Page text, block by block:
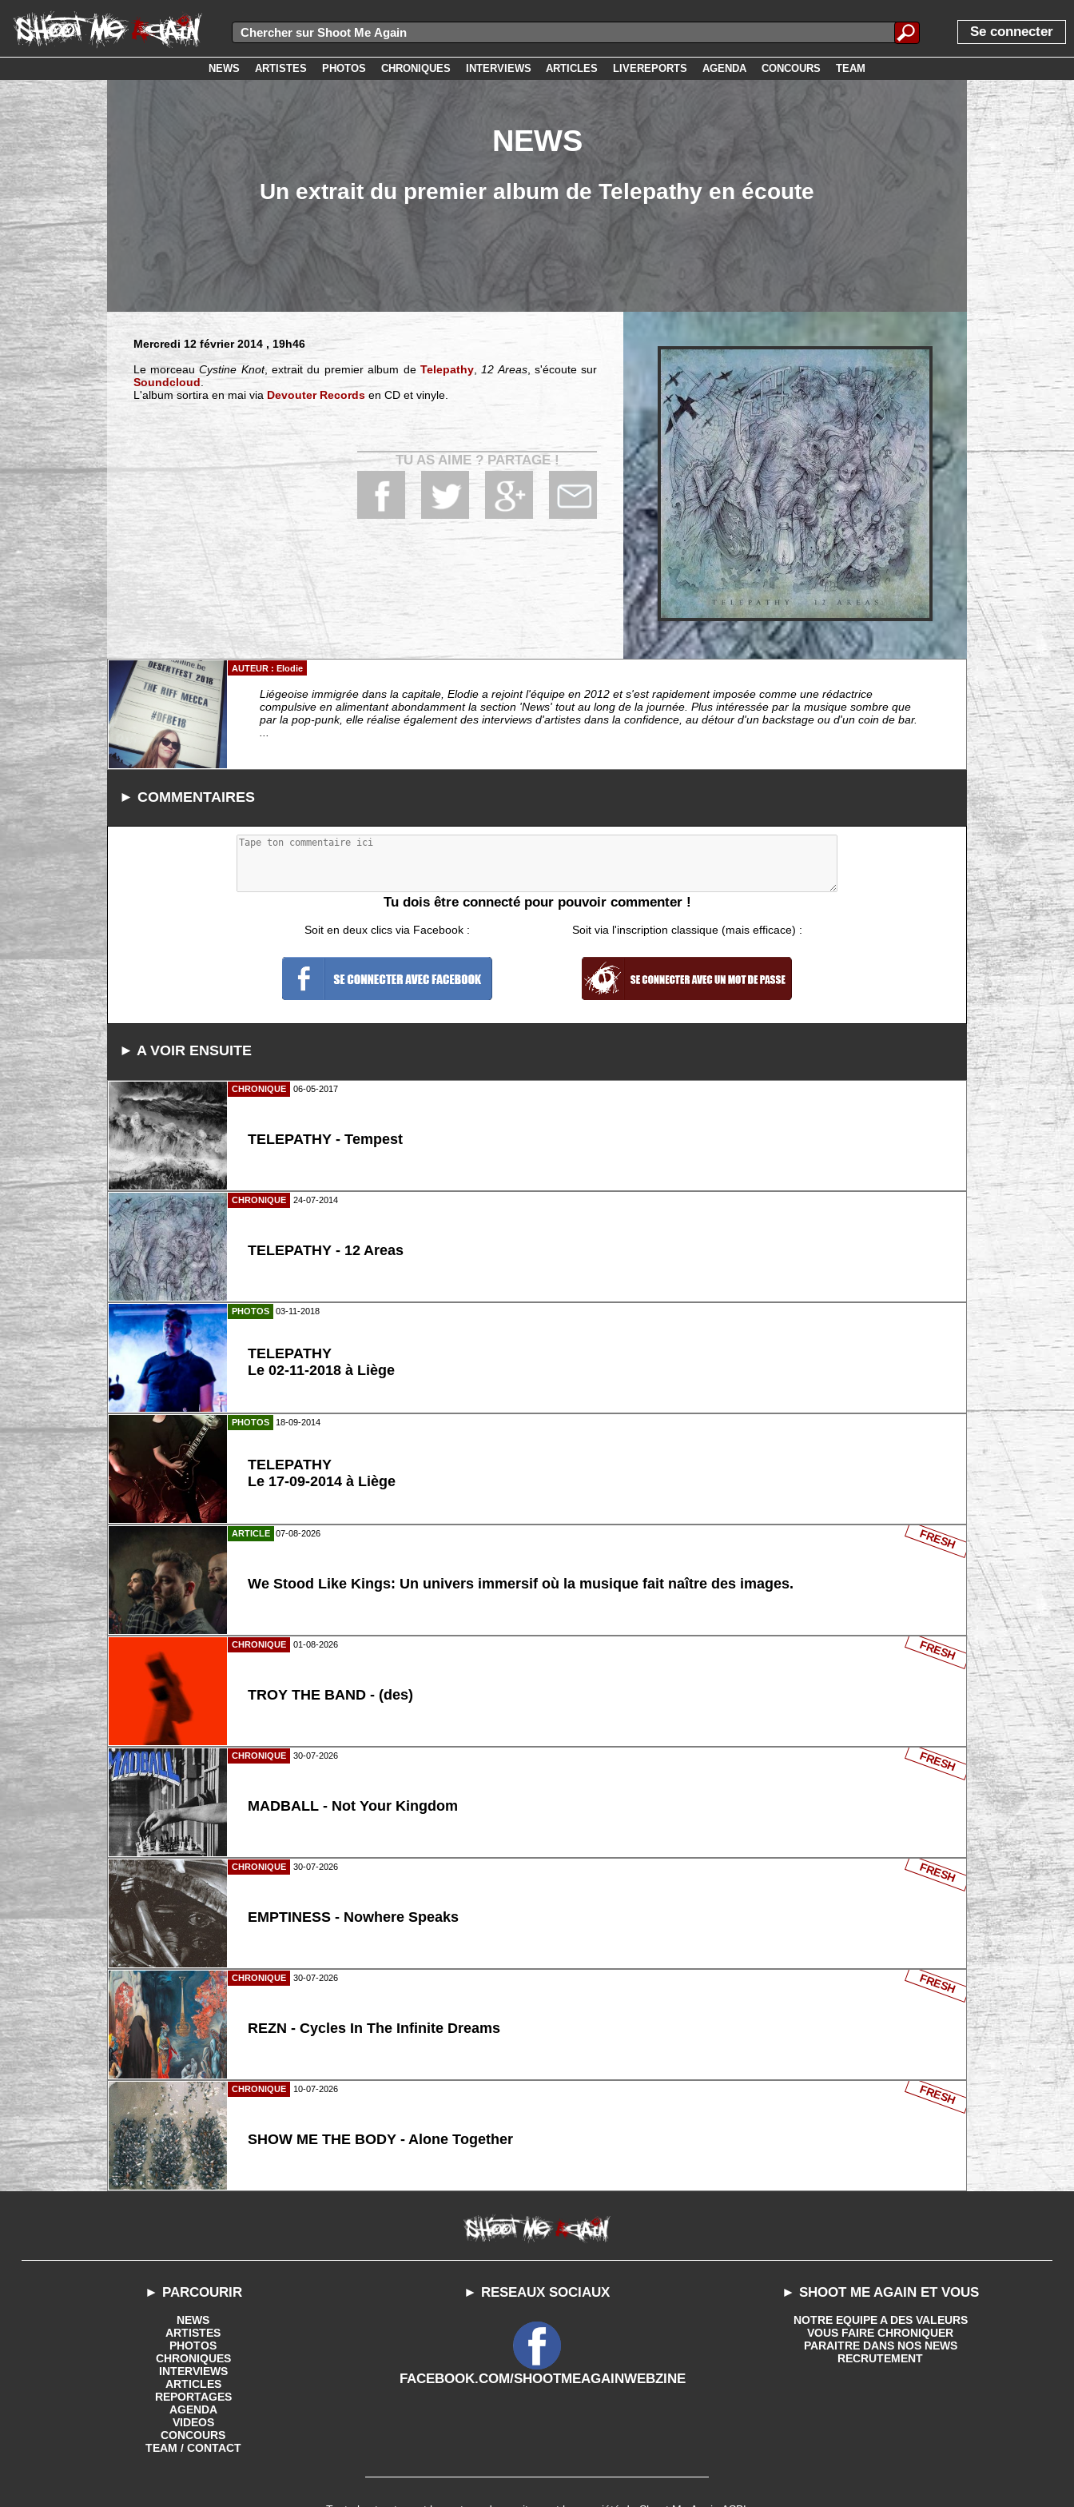
Se connecter
NEWS ARTISTES PHOTOS CHRONIQUES INTERVIEWS ARTICLES LIVEREPORTS AGENDA CONCOURS TEAM
NEWS
Un extrait du premier album de Telepathy en écoute
Mercredi 12 février 2014 , 19h46
Le morceauCystine Knot, extrait du premier album de Telepathy,12 Areas, s'écoute sur
Soundcloud.
L'album sortira en mai via Devouter Recordsen CD et vinyle.
TU AS AIME ? PARTAGE !
AUTEUR : Elodie
Liégeoise immigrée dans la capitale, Elodie a rejoint l'équipe en 2012 et s'est rapidement imposée comme une rédactrice
compulsive en alimentant abondamment la section 'News' tout au long de la journée. Plus intéressée par la musique sombre que
par la pop-punk, elle réalise également des interviews d'artistes dans la confidence, au détour d'un backstage ou d'un coin de bar.
...
► COMMENTAIRES
Tu dois être connecté pour pouvoir commenter !
Soit en deux clics via Facebook : Soit via l'inscription classique (mais efficace) :
► A VOIR ENSUITE
CHRONIQUE 06-05-2017
TELEPATHY - Tempest
CHRONIQUE 24-07-2014
TELEPATHY - 12 Areas
PHOTOS 03-11-2018
TELEPATHY
Le 02-11-2018 à Liège
PHOTOS 18-09-2014
TELEPATHY
Le 17-09-2014 à Liège
ARTICLE 07-08-2026
We Stood Like Kings: Un univers immersif où la musique fait naître des images.
FRESH
CHRONIQUE 01-08-2026
TROY THE BAND - (des)
FRESH
CHRONIQUE 30-07-2026
MADBALL - Not Your Kingdom
FRESH
CHRONIQUE 30-07-2026
EMPTINESS - Nowhere Speaks
FRESH
CHRONIQUE 30-07-2026
REZN - Cycles In The Infinite Dreams
FRESH
CHRONIQUE 10-07-2026
SHOW ME THE BODY - Alone Together
FRESH
► PARCOURIR
NEWS
ARTISTES
PHOTOS
CHRONIQUES
INTERVIEWS
ARTICLES
REPORTAGES
AGENDA
VIDEOS
CONCOURS
TEAM / CONTACT
► RESEAUX SOCIAUX
FACEBOOK.COM/SHOOTMEAGAINWEBZINE
► SHOOT ME AGAIN ET VOUS
NOTRE EQUIPE A DES VALEURS
VOUS FAIRE CHRONIQUER
PARAITRE DANS NOS NEWS
RECRUTEMENT